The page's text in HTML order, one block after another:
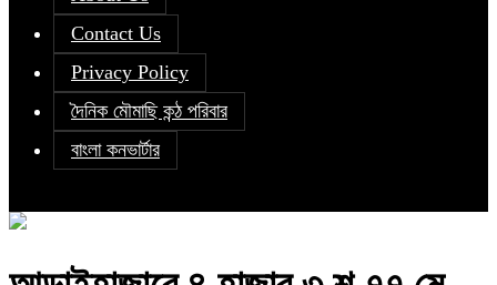
Contact Us
Privacy Policy
দৈনিক মৌমাছি কন্ঠ পরিবার
বাংলা কনভার্টার